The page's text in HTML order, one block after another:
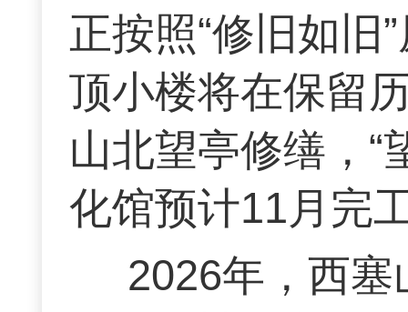
正按照“修旧如旧
顶小楼将在保留
山北望亭修缮，“
化馆预计11月完
2026年，西